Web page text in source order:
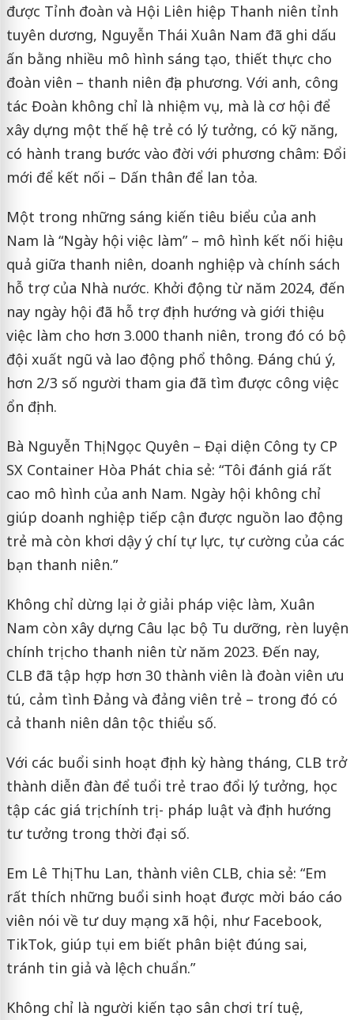
được Tỉnh đoàn và Hội Liên hiệp Thanh niên tỉnh
tuyên dương, Nguyễn Thái Xuân Nam đã ghi dấu
ấn bằng nhiều mô hình sáng tạo, thiết thực cho
đoàn viên – thanh niên địa phương. Với anh, công
tác Đoàn không chỉ là nhiệm vụ, mà là cơ hội để
xây dựng một thế hệ trẻ có lý tưởng, có kỹ năng,
có hành trang bước vào đời với phương châm: Đổi
mới để kết nối – Dấn thân để lan tỏa.
Một trong những sáng kiến tiêu biểu của anh
Nam là “Ngày hội việc làm” – mô hình kết nối hiệu
quả giữa thanh niên, doanh nghiệp và chính sách
hỗ trợ của Nhà nước. Khởi động từ năm 2024, đến
nay ngày hội đã hỗ trợ định hướng và giới thiệu
việc làm cho hơn 3.000 thanh niên, trong đó có bộ
đội xuất ngũ và lao động phổ thông. Đáng chú ý,
hơn 2/3 số người tham gia đã tìm được công việc
ổn định.
Bà Nguyễn Thị Ngọc Quyên – Đại diện Công ty CP
SX Container Hòa Phát chia sẻ: “Tôi đánh giá rất
cao mô hình của anh Nam. Ngày hội không chỉ
giúp doanh nghiệp tiếp cận được nguồn lao động
trẻ mà còn khơi dậy ý chí tự lực, tự cường của các
bạn thanh niên.”
Không chỉ dừng lại ở giải pháp việc làm, Xuân
Nam còn xây dựng Câu lạc bộ Tu dưỡng, rèn luyện
chính trị cho thanh niên từ năm 2023. Đến nay,
CLB đã tập hợp hơn 30 thành viên là đoàn viên ưu
tú, cảm tình Đảng và đảng viên trẻ – trong đó có
cả thanh niên dân tộc thiểu số.
Với các buổi sinh hoạt định kỳ hàng tháng, CLB trở
thành diễn đàn để tuổi trẻ trao đổi lý tưởng, học
tập các giá trị chính trị - pháp luật và định hướng
tư tưởng trong thời đại số.
Em Lê Thị Thu Lan, thành viên CLB, chia sẻ: “Em
rất thích những buổi sinh hoạt được mời báo cáo
viên nói về tư duy mạng xã hội, như Facebook,
TikTok, giúp tụi em biết phân biệt đúng sai,
tránh tin giả và lệch chuẩn.”
Không chỉ là người kiến tạo sân chơi trí tuệ,